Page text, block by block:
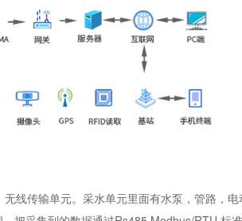
线传输单元。采水单元里面有水泵，管路，电